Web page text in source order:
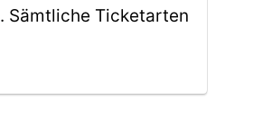
. Sämtliche Ticketarten